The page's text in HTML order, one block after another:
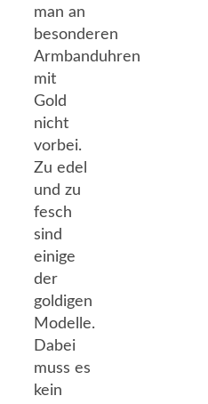
man an
besonderen
Armbanduhren
mit
Gold
nicht
vorbei.
Zu edel
und zu
fesch
sind
einige
der
goldigen
Modelle.
Dabei
muss es
kein